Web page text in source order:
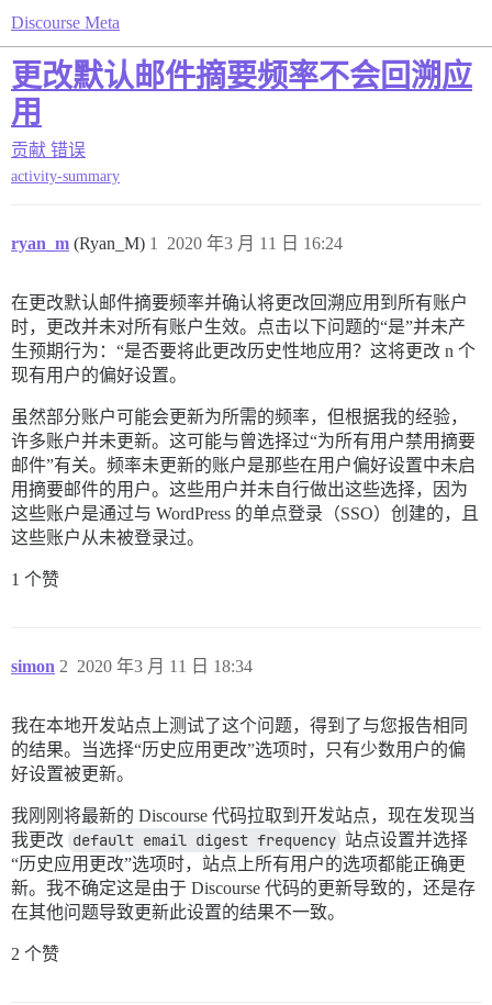
Discourse Meta
更改默认邮件摘要频率不会回溯应
用
贡献 错误
activity-summary
ryan_m (Ryan_M) 2020 年3 月 11 日 16:24
1
在更改默认邮件摘要频率并确认将更改回溯应用到所有账户
时，更改并未对所有账户生效。点击以下问题的“是”并未产
生预期行为：“是否要将此更改历史性地应用？这将更改 n 个
现有用户的偏好设置。
虽然部分账户可能会更新为所需的频率，但根据我的经验，
许多账户并未更新。这可能与曾选择过“为所有用户禁用摘要
邮件”有关。频率未更新的账户是那些在用户偏好设置中未启
用摘要邮件的用户。这些用户并未自行做出这些选择，因为
这些账户是通过与 WordPress 的单点登录（SSO）创建的，且
这些账户从未被登录过。
1 个赞
simon 2020 年3 月 11 日 18:34
2
我在本地开发站点上测试了这个问题，得到了与您报告相同
的结果。当选择“历史应用更改”选项时，只有少数用户的偏
好设置被更新。
我刚刚将最新的 Discourse 代码拉取到开发站点，现在发现当
我更改 default email digest frequency 站点设置并选择
“历史应用更改”选项时，站点上所有用户的选项都能正确更
新。我不确定这是由于 Discourse 代码的更新导致的，还是存
在其他问题导致更新此设置的结果不一致。
2 个赞